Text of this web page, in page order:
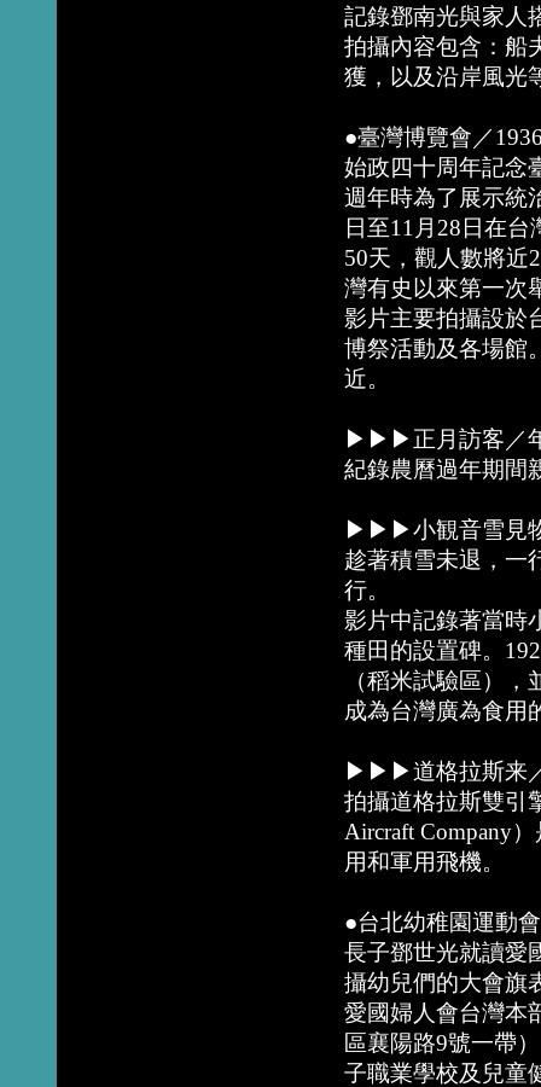
記錄鄧南光與家人
拍攝內容包含：船
獲，以及沿岸風光
●臺灣博覽會／
始政四十周年記念
週年時為了展示統
日至11月28日在
50天，觀人數將近
灣有史以來第一次
影片主要拍攝設於
博祭活動及各場館
近。
▶▶▶正月訪客／
紀錄農曆過年期間
▶▶▶小観音雪見物
趁著積雪未退，一
行。
影片中記錄著當時
種田的設置碑。
（稻米試驗區）
成為台灣廣為食用
▶▶▶道格拉斯来／
拍攝道格拉斯雙引
Aircraft Company
用和軍用飛機。
●台北幼稚園運動
長子鄧世光就讀愛
攝幼兒們的大會旗
愛國婦人會台灣本
區襄陽路9號一帶
子職業學校及兒童